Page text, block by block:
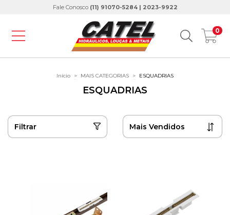
Fale Conosco (11) 91070-5284 | 2023-9922
0
Início > MAIS CATEGORIAS > ESQUADRIAS
ESQUADRIAS
Filtrar